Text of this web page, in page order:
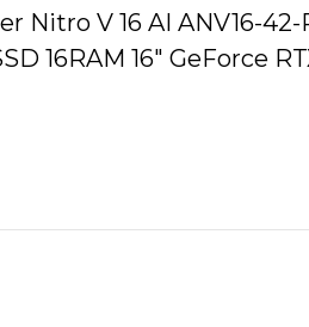
Nitro V 16 AI ANV16-
16RAM 16" GeForce